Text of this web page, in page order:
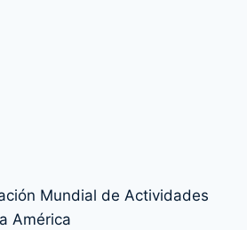
Mundial de Actividades
América